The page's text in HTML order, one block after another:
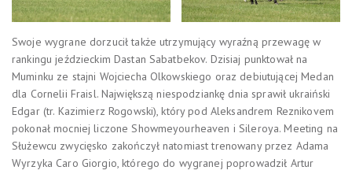
Swoje wygrane dorzucił także utrzymujący wyraźną przewagę w
rankingu jeździeckim Dastan Sabatbekov. Dzisiaj punktował na
Muminku ze stajni Wojciecha Olkowskiego oraz debiutującej Medan
dla Cornelii Fraisl. Największą niespodziankę dnia sprawił ukraiński
Edgar (tr. Kazimierz Rogowski), który pod Aleksandrem Reznikovem
pokonał mocniej liczone Showmeyourheaven i Sileroya. Meeting na
Służewcu zwycięsko zakończył natomiast trenowany przez Adama
Wyrzyka Caro Giorgio, którego do wygranej poprowadził Artur